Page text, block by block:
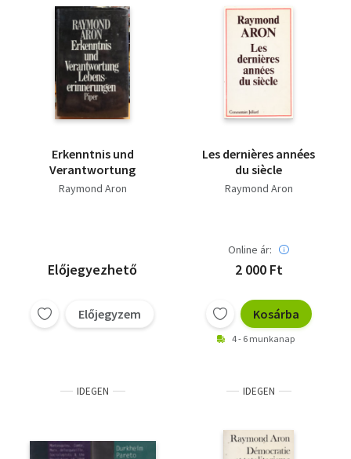
Erkenntnis und
Verantwortung
Raymond Aron
Előjegyezhető
Előjegyzem
Les dernières années
du siècle
Raymond Aron
Online ár:
2 000 Ft
Kosárba
4 - 6 munkanap
IDEGEN IDEGEN